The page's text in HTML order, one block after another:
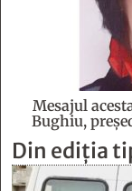
Mesajul
Bughiu,
Din ediția